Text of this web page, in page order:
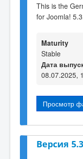
This is the
for Joomla!
Maturity
Stable
Дата
08.07.2025,
Просмотр
Версия